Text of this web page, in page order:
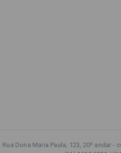
Rua Dona Maria Paula, 123, 20º andar -